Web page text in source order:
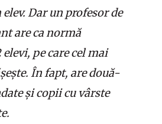
Dar un profesor de
are ca normă
pe care cel mai
În fapt, are două-
și copii cu vârste